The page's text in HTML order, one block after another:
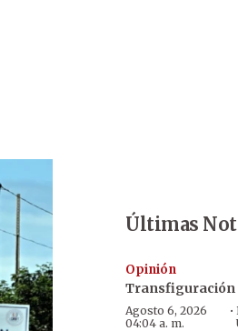
Últimas
Opinión
Transfiguración
Agosto 6, 2026
04:04 a. m.
·